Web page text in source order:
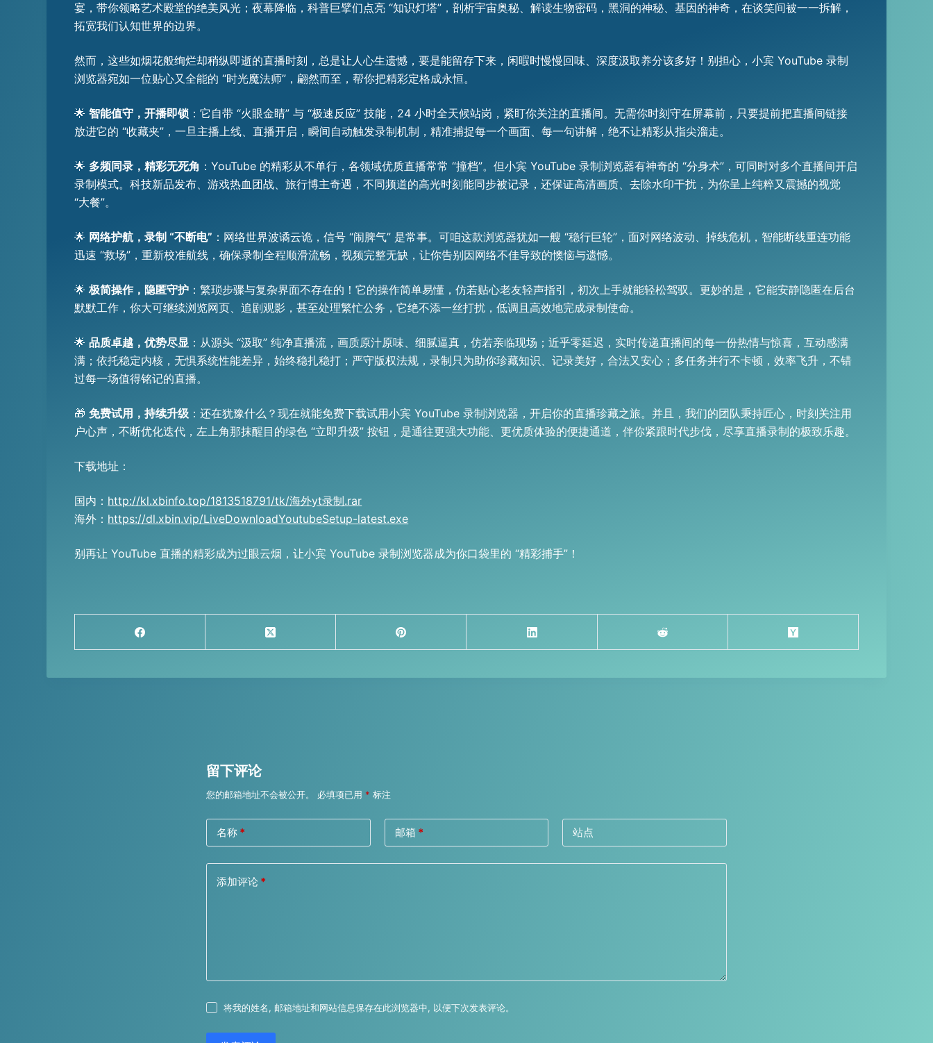
宴，带你领略艺术殿堂的绝美风光；夜幕降临，科普巨擘们点亮 “知识灯塔”，剖析宇宙奥秘、解读生物密码，黑洞的神秘、基因的神奇，在谈笑间被一一拆解，
拓宽我们认知世界的边界。
然而，这些如烟花般绚烂却稍纵即逝的直播时刻，总是让人心生遗憾，要是能留存下来，闲暇时慢慢回味、深度汲取养分该多好！别担心，小宾 YouTube 录制
浏览器宛如一位贴心又全能的 “时光魔法师”，翩然而至，帮你把精彩定格成永恒。
🌟智能值守，开播即锁 ：它自带 “火眼金睛” 与 “极速反应” 技能，24 小时全天候站岗，紧盯你关注的直播间。无需你时刻守在屏幕前，只要提前把直播间链接
放进它的 “收藏夹”，一旦主播上线、直播开启，瞬间自动触发录制机制，精准捕捉每一个画面、每一句讲解，绝不让精彩从指尖溜走。
🌟 多频同录，精彩无死角 ：YouTube 的精彩从不单行，各领域优质直播常常 “撞档”。但小宾 YouTube 录制浏览器有神奇的 “分身术”，可同时对多个直播间开启
录制模式。科技新品发布、游戏热血团战、旅行博主奇遇，不同频道的高光时刻能同步被记录，还保证高清画质、去除水印干扰，为你呈上纯粹又震撼的视觉
“大餐”。
🌟 网络护航，录制 “不断电” ：网络世界波谲云诡，信号 “闹脾气” 是常事。可咱这款浏览器犹如一艘 “稳行巨轮”，面对网络波动、掉线危机，智能断线重连功能
迅速 “救场”，重新校准航线，确保录制全程顺滑流畅，视频完整无缺，让你告别因网络不佳导致的懊恼与遗憾。
🌟极简操作，隐匿守护 ：繁琐步骤与复杂界面不存在的！它的操作简单易懂，仿若贴心老友轻声指引，初次上手就能轻松驾驭。更妙的是，它能安静隐匿在后台
默默工作，你大可继续浏览网页、追剧观影，甚至处理繁忙公务，它绝不添一丝打扰，低调且高效地完成录制使命。
🌟品质卓越，优势尽显 ：从源头 “汲取” 纯净直播流，画质原汁原味、细腻逼真，仿若亲临现场；近乎零延迟，实时传递直播间的每一份热情与惊喜，互动感满
满；依托稳定内核，无惧系统性能差异，始终稳扎稳打；严守版权法规，录制只为助你珍藏知识、记录美好，合法又安心；多任务并行不卡顿，效率飞升，不错
过每一场值得铭记的直播。
🎁免费试用，持续升级 ：还在犹豫什么？现在就能免费下载试用小宾 YouTube 录制浏览器，开启你的直播珍藏之旅。并且，我们的团队秉持匠心，时刻关注用
户心声，不断优化迭代，左上角那抹醒目的绿色 “立即升级” 按钮，是通往更强大功能、更优质体验的便捷通道，伴你紧跟时代步伐，尽享直播录制的极致乐趣。
下载地址：
国内： http://kl.xbinfo.top/1813518791/tk/海外yt录制.rar
海外： https://dl.xbin.vip/LiveDownloadYoutubeSetup-latest.exe
别再让 YouTube 直播的精彩成为过眼云烟，让小宾 YouTube 录制浏览器成为你口袋里的 “精彩捕手”！
留下评论
您的邮箱地址不会被公开。 必填项已用 * 标注
名称 * 邮箱 * 站点
添加评论 *
将我的姓名, 邮箱地址和网站信息保存在此浏览器中, 以便下次发表评论。